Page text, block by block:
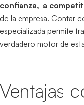
confianza, la
de la empresa. Contar
especializada permite
verdadero motor de
Ventajas